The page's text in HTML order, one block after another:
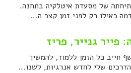
של מסעדת איטלקיה בתחנה.
כאילו רק לפני זמן קצר ה...
גנייר, פריז
חייב כל הזמן ללמוד, להמשיך
שלי לחדש אנרגיות, לשנו...